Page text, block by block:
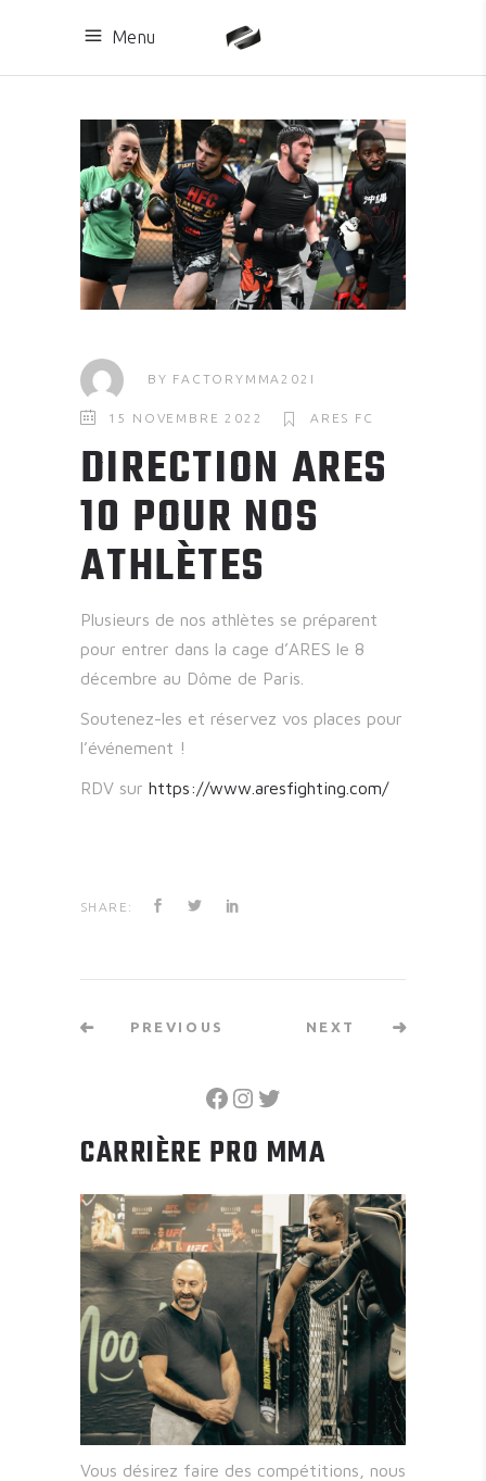
Menu
BY FACTORYMMA202I
15 NOVEMBRE 2022 ARES FC
DIRECTION ARES
10 POUR NOS
ATHLÈTES
Plusieurs de nos athlètes se préparent
pour entrer dans la cage d’ARES le 8
décembre au Dôme de Paris.
Soutenez-les et réservez vos places pour
l’événement !
RDV sur https://www.aresfighting.com/
SHARE:
PREVIOUS NEXT
FACEBOOK
INSTAGRAM
TWITTER
CARRIÈRE PRO MMA
Vous désirez faire des compétitions, nous